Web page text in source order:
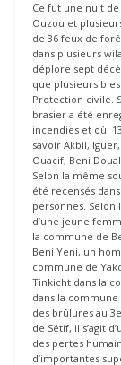
Ce fut une nuit
Ouzou et
de 36 feux de
dans plusieurs
déplore sept
que plusieurs
Protection civile.
brasier a été
incendies et où
savoir Akbil,
Ouacif, Beni
Selon la même
été recensés
personnes. Selon
d’une jeune
la commune de
Beni Yeni, un
commune de
Tinkicht dans la
dans la commune
des brûlures au
de Sétif, il s’agit
des pertes
d’importantes